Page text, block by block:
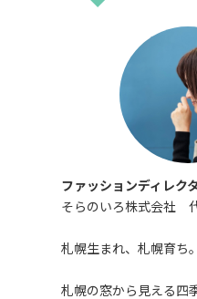
ファッションディレ
そらのいろ株式会社
札幌生まれ、札幌育ち。
札幌の窓から見える四